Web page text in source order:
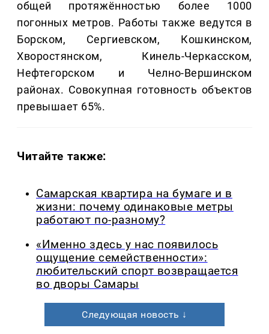
общей протяжённостью более 1000
погонных метров. Работы также ведутся в
Борском, Сергиевском, Кошкинском,
Хворостянском, Кинель-Черкасском,
Нефтегорском и Челно-Вершинском
районах. Совокупная готовность объектов
превышает 65%.
Читайте также:
Самарская квартира на бумаге и в
жизни: почему одинаковые метры
работают по-разному?
«Именно здесь у нас появилось
ощущение семейственности»:
любительский спорт возвращается
во дворы Самары
Следующая новость ↓